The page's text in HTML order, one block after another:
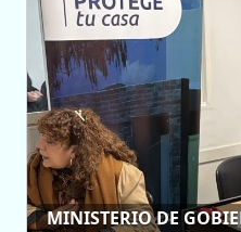
MINISTERIO DE